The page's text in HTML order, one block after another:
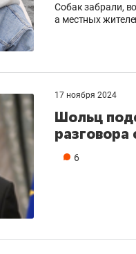
Собак забрали,
а местных
17 ноября 2024
Шольц
6